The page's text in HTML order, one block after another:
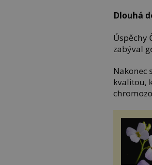
Dlouhá
Úspěchy
zabýval
Nakonec
kvalitou,